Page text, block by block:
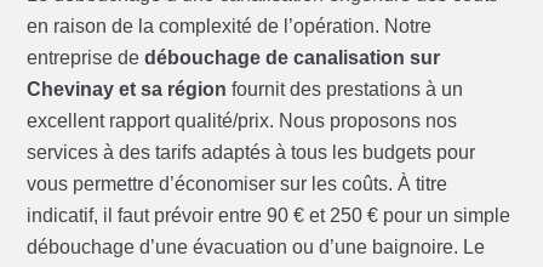
en raison de la complexité de l’opération. Notre
entreprise dedébouchage de canalisation sur
Chevinay et sa région fournit des prestations à un
excellent rapport qualité/prix. Nous proposons nos
services à des tarifs adaptés à tous les budgets pour
vous permettre d’économiser sur les coûts. À titre
indicatif, il faut prévoir entre 90 € et 250 € pour un simple
débouchage d’une évacuation ou d’une baignoire. Le